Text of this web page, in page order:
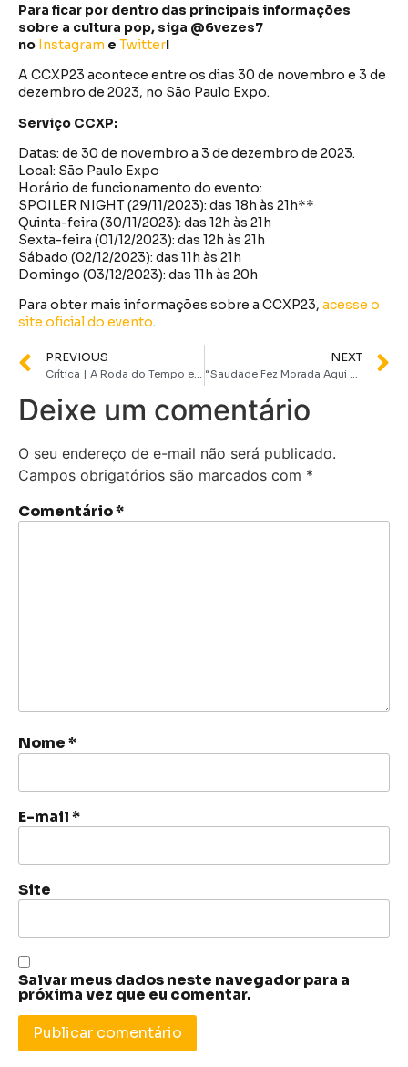
Para ficar por dentro das principais informações
sobre a cultura pop, siga @6vezes7
no Instagram e Twitter!
A CCXP23 acontece entre os dias 30 de novembro e 3 de
dezembro de 2023, no São Paulo Expo.
Serviço CCXP:
Datas: de 30 de novembro a 3 de dezembro de 2023.
Local: São Paulo Expo
Horário de funcionamento do evento:
SPOILER NIGHT (29/11/2023): das 18h às 21h**
Quinta-feira (30/11/2023): das 12h às 21h
Sexta-feira (01/12/2023): das 12h às 21h
Sábado (02/12/2023): das 11h às 21h
Domingo (03/12/2023): das 11h às 20h
Para obter mais informações sobre a CCXP23, acesse o
site oficial do evento.
PREVIOUS NEXT
Deixe um comentário
O seu endereço de e-mail não será publicado.
Campos obrigatórios são marcados com *
Comentário*
Nome*
E-mail*
Site
Salvar meus dados neste navegador para a
próxima vez que eu comentar.